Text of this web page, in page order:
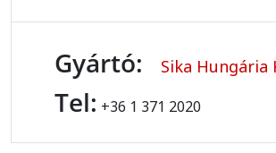
Gyártó: Sika Hungária
Tel: +36 1 371 2020